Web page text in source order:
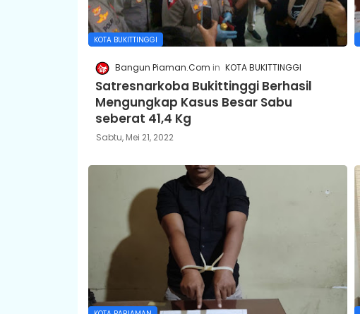
KOTA BUKITTINGGI
Bangun Piaman.Com KOTA BUKITTINGGI
Satresnarkoba Bukittinggi Berhasil
Mengungkap Kasus Besar Sabu
seberat 41,4 Kg
Sabtu, Mei 21, 2022